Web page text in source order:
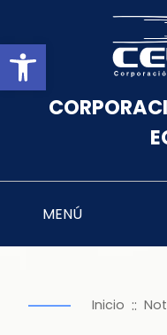
Abrir barra
MENÚ
Inicio ::